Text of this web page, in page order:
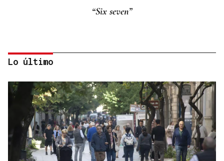
“Six seven”
Eduardo Medrano
Primera carrera de Ascot
Lo último